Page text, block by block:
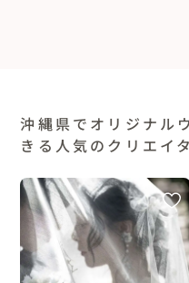
沖縄県でオリジナル
きる人気のクリエイ